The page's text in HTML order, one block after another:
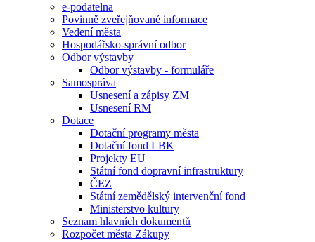
e-podatelna
Povinně zveřejňované informace
Vedení města
Hospodářsko-správní odbor
Odbor výstavby
Odbor výstavby - formuláře
Samospráva
Usnesení a zápisy ZM
Usnesení RM
Dotace
Dotační programy města
Dotační fond LBK
Projekty EU
Státní fond dopravní infrastruktury
ČEZ
Státní zemědělský intervenční fond
Ministerstvo kultury
Seznam hlavních dokumentů
Rozpočet města Zákupy